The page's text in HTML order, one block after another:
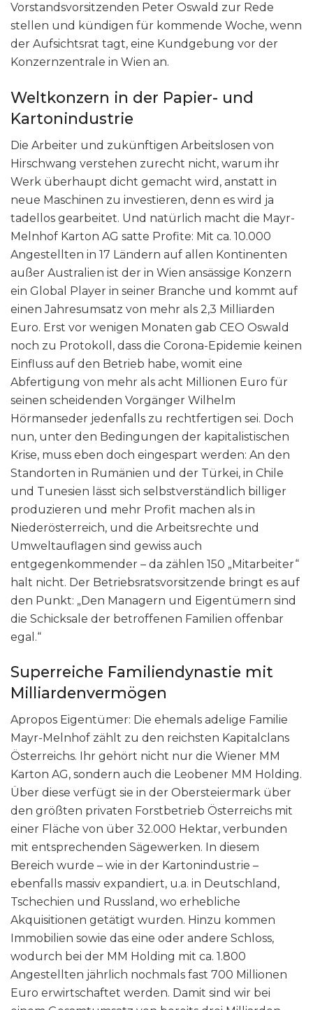
Vorstandsvorsitzenden Peter Oswald zur Rede
stellen und kündigen für kommende Woche, wenn
der Aufsichtsrat tagt, eine Kundgebung vor der
Konzernzentrale in Wien an.
Weltkonzern in der Papier- und
Kartonindustrie
Die Arbeiter und zukünftigen Arbeitslosen von
Hirschwang verstehen zurecht nicht, warum ihr
Werk überhaupt dicht gemacht wird, anstatt in
neue Maschinen zu investieren, denn es wird ja
tadellos gearbeitet. Und natürlich macht die Mayr-
Melnhof Karton AG satte Profite: Mit ca. 10.000
Angestellten in 17 Ländern auf allen Kontinenten
außer Australien ist der in Wien ansässige Konzern
ein Global Player in seiner Branche und kommt auf
einen Jahresumsatz von mehr als 2,3 Milliarden
Euro. Erst vor wenigen Monaten gab CEO Oswald
noch zu Protokoll, dass die Corona-Epidemie keinen
Einfluss auf den Betrieb habe, womit eine
Abfertigung von mehr als acht Millionen Euro für
seinen scheidenden Vorgänger Wilhelm
Hörmanseder jedenfalls zu rechtfertigen sei. Doch
nun, unter den Bedingungen der kapitalistischen
Krise, muss eben doch eingespart werden: An den
Standorten in Rumänien und der Türkei, in Chile
und Tunesien lässt sich selbstverständlich billiger
produzieren und mehr Profit machen als in
Niederösterreich, und die Arbeitsrechte und
Umweltauflagen sind gewiss auch
entgegenkommender – da zählen 150 „Mitarbeiter“
halt nicht. Der Betriebsratsvorsitzende bringt es auf
den Punkt: „Den Managern und Eigentümern sind
die Schicksale der betroffenen Familien offenbar
egal.“
Superreiche Familiendynastie mit
Milliardenvermögen
Apropos Eigentümer: Die ehemals adelige Familie
Mayr-Melnhof zählt zu den reichsten Kapitalclans
Österreichs. Ihr gehört nicht nur die Wiener MM
Karton AG, sondern auch die Leobener MM Holding.
Über diese verfügt sie in der Obersteiermark über
den größten privaten Forstbetrieb Österreichs mit
einer Fläche von über 32.000 Hektar, verbunden
mit entsprechenden Sägewerken. In diesem
Bereich wurde – wie in der Kartonindustrie –
ebenfalls massiv expandiert, u.a. in Deutschland,
Tschechien und Russland, wo erhebliche
Akquisitionen getätigt wurden. Hinzu kommen
Immobilien sowie das eine oder andere Schloss,
wodurch bei der MM Holding mit ca. 1.800
Angestellten jährlich nochmals fast 700 Millionen
Euro erwirtschaftet werden. Damit sind wir bei